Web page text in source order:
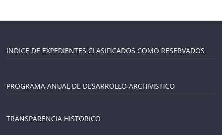
INDICE DE EXPEDIENTES CLASIFICADOS COMO RESERVADOS
PROGRAMA ANUAL DE DESARROLLO ARCHIVISTICO
TRANSPARENCIA HISTORICO